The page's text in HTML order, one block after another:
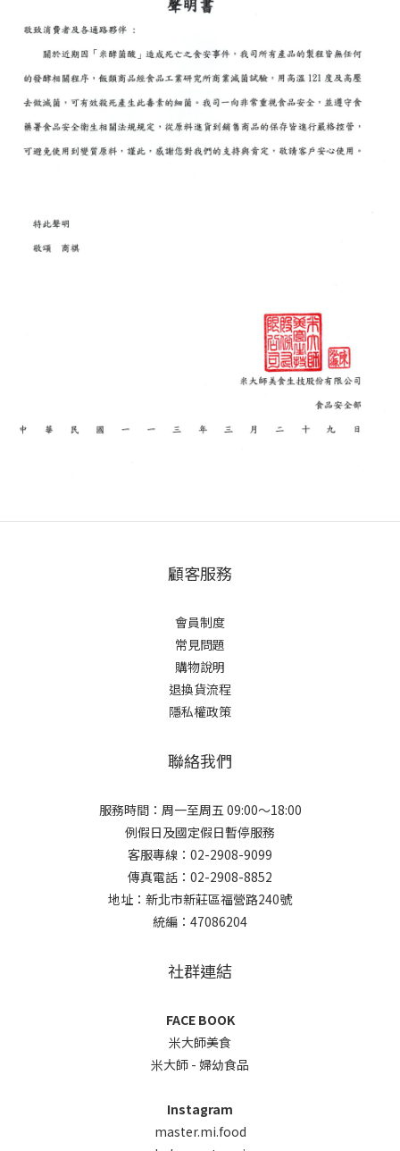
顧客服務
會員制度
常見問題
購物說明
退換貨流程
隱私權政策
聯絡我們
服務時間：周一至周五 09:00～18:00
例假日及國定假日暫停服務
客服專線：02-2908-9099
傳真電話：02-2908-8852
地址：新北市新莊區福營路240號
統編：47086204
社群連結
FACE BOOK
米大師美食
米大師 - 婦幼食品
Instagram
master.mi.food